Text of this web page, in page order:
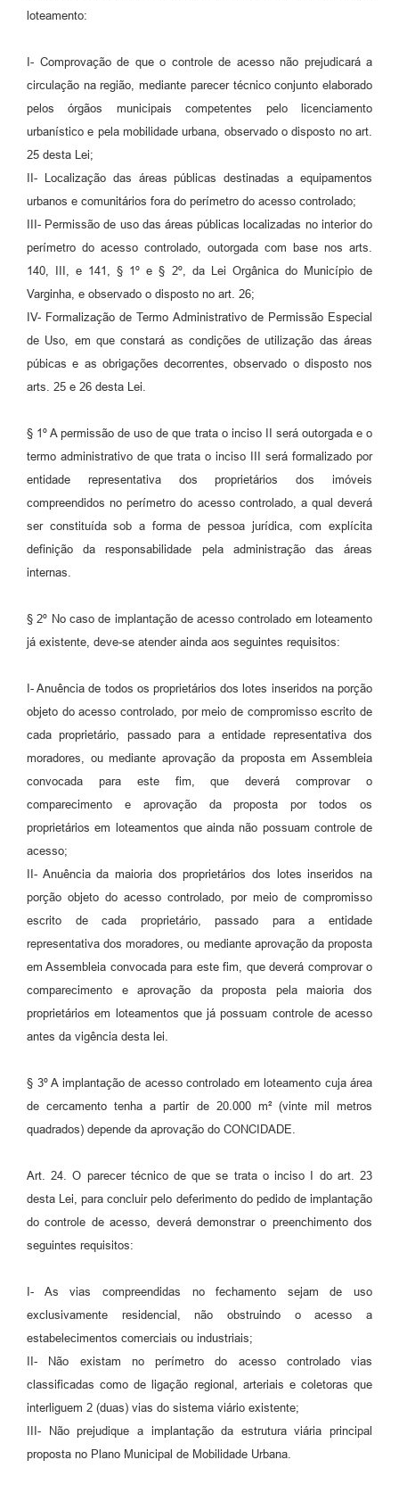
loteamento:
I- Comprovação de que o controle de acesso não prejudicará a
circulação na região, mediante parecer técnico conjunto elaborado
pelos órgãos municipais competentes pelo licenciamento
urbanístico e pela mobilidade urbana, observado o disposto no art.
25 desta Lei;
II- Localização das áreas públicas destinadas a equipamentos
urbanos e comunitários fora do perímetro do acesso controlado;
III- Permissão de uso das áreas públicas localizadas no interior do
perímetro do acesso controlado, outorgada com base nos arts.
140, III, e 141, § 1º e § 2º, da Lei Orgânica do Município de
Varginha, e observado o disposto no art. 26;
IV- Formalização de Termo Administrativo de Permissão Especial
de Uso, em que constará as condições de utilização das áreas
púbicas e as obrigações decorrentes, observado o disposto nos
arts. 25 e 26 desta Lei.
§ 1º A permissão de uso de que trata o inciso II será outorgada e o
termo administrativo de que trata o inciso III será formalizado por
entidade representativa dos proprietários dos imóveis
compreendidos no perímetro do acesso controlado, a qual deverá
ser constituída sob a forma de pessoa jurídica, com explícita
definição da responsabilidade pela administração das áreas
internas.
§ 2º No caso de implantação de acesso controlado em loteamento
já existente, deve-se atender ainda aos seguintes requisitos:
I- Anuência de todos os proprietários dos lotes inseridos na porção
objeto do acesso controlado, por meio de compromisso escrito de
cada proprietário, passado para a entidade representativa dos
moradores, ou mediante aprovação da proposta em Assembleia
convocada para este fim, que deverá comprovar o
comparecimento e aprovação da proposta por todos os
proprietários em loteamentos que ainda não possuam controle de
acesso;
II- Anuência da maioria dos proprietários dos lotes inseridos na
porção objeto do acesso controlado, por meio de compromisso
escrito de cada proprietário, passado para a entidade
representativa dos moradores, ou mediante aprovação da proposta
em Assembleia convocada para este fim, que deverá comprovar o
comparecimento e aprovação da proposta pela maioria dos
proprietários em loteamentos que já possuam controle de acesso
antes da vigência desta lei.
§ 3º A implantação de acesso controlado em loteamento cuja área
de cercamento tenha a partir de 20.000 m² (vinte mil metros
quadrados) depende da aprovação do CONCIDADE.
Art. 24. O parecer técnico de que se trata o inciso I do art. 23
desta Lei, para concluir pelo deferimento do pedido de implantação
do controle de acesso, deverá demonstrar o preenchimento dos
seguintes requisitos:
I- As vias compreendidas no fechamento sejam de uso
exclusivamente residencial, não obstruindo o acesso a
estabelecimentos comerciais ou industriais;
II- Não existam no perímetro do acesso controlado vias
classificadas como de ligação regional, arteriais e coletoras que
interliguem 2 (duas) vias do sistema viário existente;
III- Não prejudique a implantação da estrutura viária principal
proposta no Plano Municipal de Mobilidade Urbana.